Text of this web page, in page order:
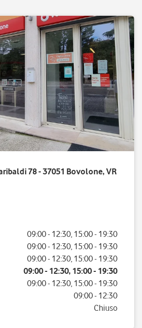
78 - 37051 Bovolone, VR
Orario
09:00- 12:30, 15:00- 19:30
09:00- 12:30, 15:00- 19:30
09:00- 12:30, 15:00- 19:30
09:00- 12:30, 15:00- 19:30
09:00- 12:30, 15:00- 19:30
09:00- 12:30
Chiuso